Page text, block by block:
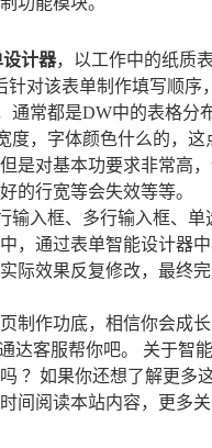
计器，以工作中的纸质
对该表单制作填写顺序
常都是DW中的表格分
，字体颜色什么的，这
是对基本功要求非常高
的行宽等会失效等等。
入框、多行输入框、单
，通过表单智能设计器
际效果反复修改，最终
制作功底，相信你会成
达客服帮你吧。 关于智
？如果你还想了解更多
间阅读本站内容，更多